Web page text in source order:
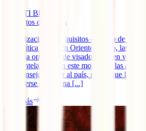
IATI Blog
minutos de lectura
Actualización de requisitos – marzo de 2026
geopolítica actual en Oriente Medio, las
Irán y la operativa de visados pueden verse
poca antelación. En este momento, las
desaconsejan viajar al país, por lo que la
entenderse como una [...]
Leer más